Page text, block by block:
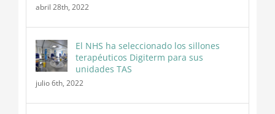
abril 28th, 2022
El NHS ha seleccionado los sillones
terapéuticos Digiterm para sus
unidades TAS
julio 6th, 2022